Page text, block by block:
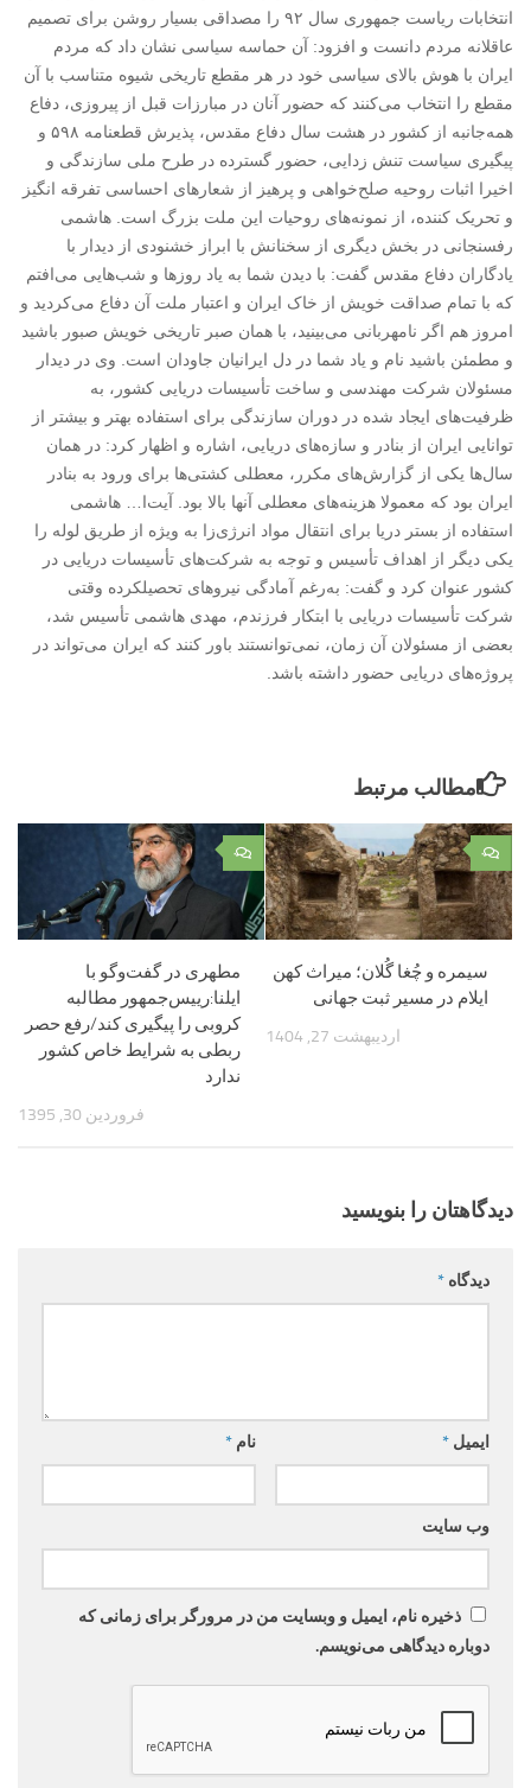
انتخابات ریاست جمهوری سال ۹۲ را مصداقی بسیار روشن برای تصمیم
عاقلانه مردم دانست و افزود: آن حماسه سیاسی نشان داد که مردم
ایران با هوش بالای سیاسی خود در هر مقطع تاریخی شیوه متناسب با آن
مقطع را انتخاب می‌کنند که حضور آنان در مبارزات قبل از پیروزی، دفاع
همه‌جانبه از کشور در هشت سال دفاع مقدس، پذیرش قطعنامه ۵۹۸ و
پیگیری سیاست تنش زدایی، حضور گسترده در طرح ملی سازندگی و
اخیرا اثبات روحیه‌ صلح‌خواهی و پرهیز از شعارهای احساسی تفرقه انگیز
و تحریک کننده، از نمونه‌های روحیات این ملت بزرگ است. هاشمی
رفسنجانی در بخش دیگری از سخنانش با ابراز خشنودی از دیدار با
یادگاران دفاع مقدس گفت: با دیدن شما به یاد روزها و شب‌هایی می‌افتم
که با تمام صداقت خویش از خاک ایران و اعتبار ملت آن دفاع می‌کردید و
امروز هم اگر نامهربانی می‌بینید، با همان صبر تاریخی خویش صبور باشید
و مطمئن باشید نام و یاد شما در دل ایرانیان جاودان است. وی در دیدار
مسئولان شرکت مهندسی و ساخت تأسیسات دریایی کشور، به
ظرفیت‌های ایجاد شده در دوران سازندگی برای استفاده بهتر و بیشتر از
توانایی ایران از بنادر و ساز‌ه‌های دریایی، اشاره و اظهار کرد: در همان
سال‌ها یکی از گزارش‌های مکرر، معطلی کشتی‌ها برای ورود به بنادر
ایران بود که معمولا هزینه‌های معطلی آنها بالا بود. آیت‌ا… هاشمی
استفاده از بستر دریا برای انتقال مواد انرژی‌زا به ویژه از طریق لوله را
یکی دیگر از اهداف تأسیس و توجه به شرکت‌های تأسیسات دریایی در
کشور عنوان کرد و گفت: به‌رغم آمادگی نیروهای تحصیلکرده وقتی
شرکت تأسیسات دریایی با ابتکار فرزندم، مهدی هاشمی تأسیس شد،
بعضی از مسئولان آن زمان، نمی‌توانستند باور کنند که ایران می‌تواند در
پروژه‌های دریایی حضور داشته باشد.
مطالب مرتبط
۰
مطهری در گفت‌وگو با
ایلنا:رییس‌جمهور مطالبه
کروبی را پیگیری کند/رفع حصر
ربطی به شرایط خاص کشور
ندارد
فروردین 30, 1395
۰
سیمره و چُغا گُلان؛ میراث کهن
ایلام در مسیر ثبت جهانی
اردیبهشت 27, 1404
دیدگاهتان را بنویسید
دیدگاه *
نام * ایمیل *
وب‌ سایت
ذخیره نام، ایمیل و وبسایت من در مرورگر برای زمانی که
دوباره دیدگاهی می‌نویسم.